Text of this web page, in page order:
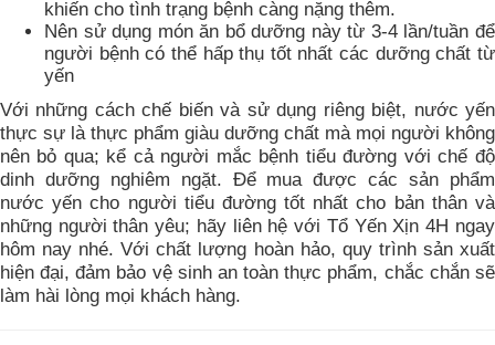
khiến cho tình trạng bệnh càng nặng thêm.
Nên sử dụng món ăn bổ dưỡng này từ 3-4 lần/tuần để
người bệnh có thể hấp thụ tốt nhất các dưỡng chất từ
yến
Với những cách chế biến và sử dụng riêng biệt, nước yến
thực sự là thực phẩm giàu dưỡng chất mà mọi người không
nên bỏ qua; kể cả người mắc bệnh tiểu đường với chế độ
dinh dưỡng nghiêm ngặt. Để mua được các sản phẩm
nước yến cho người tiểu đường tốt nhất cho bản thân và
những người thân yêu; hãy liên hệ với Tổ Yến Xịn 4H ngay
hôm nay nhé. Với chất lượng hoàn hảo, quy trình sản xuất
hiện đại, đảm bảo vệ sinh an toàn thực phẩm, chắc chắn sẽ
làm hài lòng mọi khách hàng.